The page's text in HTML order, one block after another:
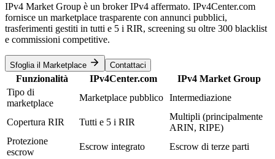
IPv4 Market Group è un broker IPv4 affermato. IPv4Center.com
fornisce un marketplace trasparente con annunci pubblici,
trasferimenti gestiti in tutti e 5 i RIR, screening su oltre 300 blacklist
e commissioni competitive.
Sfoglia il Marketplace Contattaci
Funzionalità IPv4Center.com
IPv4 Market Group
Tipo di
marketplace
Marketplace pubblico Intermediazione
Copertura RIR Tutti e 5 i RIR
Multipli (principalmente
ARIN, RIPE)
Protezione
escrow
Escrow integrato
Escrow di terze parti